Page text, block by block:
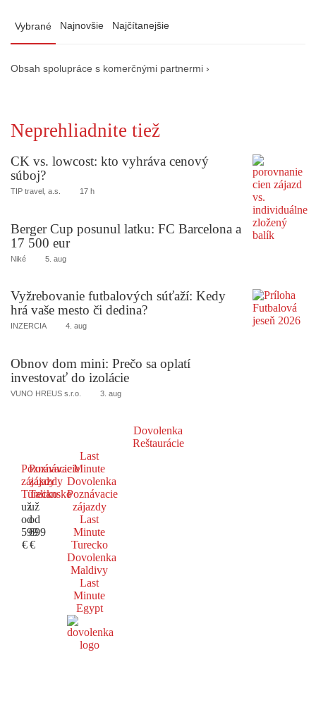
Vybrané Najnovšie Najčítanejšie
Obsah spolupráce s komerčnými partnermi ›
Neprehliadnite tiež
CK vs. lowcost: kto vyhráva cenový
súboj?
TIP travel, a.s. 17 h
Berger Cup posunul latku: FC Barcelona a
17 500 eur
Niké 5. aug
Vyžrebovanie futbalových súťaží: Kedy
hrá vaše mesto či dedina?
INZERCIA 4. aug
Obnov dom mini: Prečo sa oplatí
investovať do izolácie
VUNO HREUS s.r.o. 3. aug
Dovolenka
Reštaurácie
Poznávacie
zájazdy
Turecko
už
od
599
€
Poznávacie
zájazdy
Taliansko
už
od
699
€
Last
Minute
Dovolenka
Poznávacie
zájazdy
Last
Minute
Turecko
Dovolenka
Maldivy
Last
Minute
Egypt